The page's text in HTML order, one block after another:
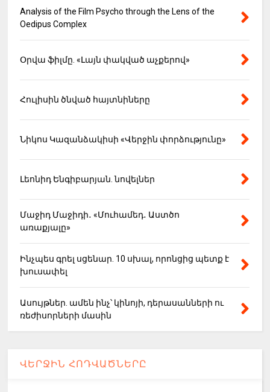
Analysis of the Film Psycho through the Lens of the
Oedipus Complex
Օրվա ֆիլմը. «Լայն փակված աչքերով»
Հուլիսին ծնված հայտնիները
Նիկոս Կազանձակիսի «Վերջին փորձությունը»
Լեոնիդ Ենգիբարյան. նովելներ
Մաջիդ Մաջիդի․ «Մուհամեդ․ Աստծո
առաքյալը»
Ինչպես գրել սցենար. 10 սխալ, որոնցից պետք է
խուսափել
Ասույթներ. ամեն ինչ՝ կինոյի, դերասանների ու
ռեժիսորների մասին
ՎԵՐՋԻՆ ՀՈԴՎԱԾՆԵՐԸ